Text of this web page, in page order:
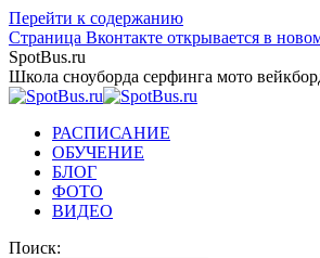
Перейти к содержанию
Страница Вконтакте открывается в
SpotBus.ru
Школа сноуборда серфинга мото
РАСПИСАНИЕ
ОБУЧЕНИЕ
БЛОГ
ФОТО
ВИДЕО
Поиск: